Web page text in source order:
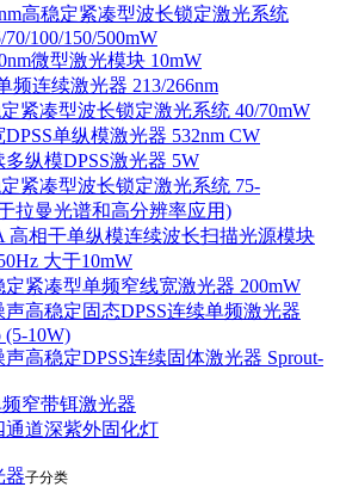
高稳定紧凑型波长锁定激光系统
70/100/150/500mW
微型激光模块 10mW
频连续激光器 213/266nm
紧凑型波长锁定激光系统 40/70mW
单纵模激光器 532nm CW
多纵模DPSS激光器 5W
定紧凑型波长锁定激光系统 75-
拉曼光谱和高分辨率应用)
高相干单纵模连续波长扫描光源模块
大于10mW
定紧凑型单频窄线宽激光器 200mW
声高稳定固态DPSS连续单频激光器
(5-10W)
声高稳定DPSS连续固体激光器 Sprout-
窄带铒激光器
通道深紫外固化灯
器子分类